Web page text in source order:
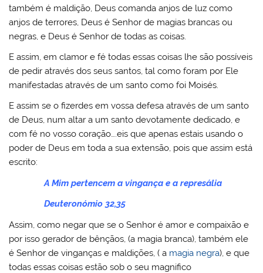
também é maldição, Deus comanda anjos de luz como
anjos de terrores, Deus é Senhor de magias brancas ou
negras, e Deus é Senhor de todas as coisas.
E assim, em clamor e fé todas essas coisas lhe são possíveis
de pedir através dos seus santos, tal como foram por Ele
manifestadas através de um santo como foi Moisés.
E assim se o fizerdes em vossa defesa através de um santo
de Deus, num altar a um santo devotamente dedicado, e
com fé no vosso coração….eis que apenas estais usando o
poder de Deus em toda a sua extensão, pois que assim está
escrito:
A Mim pertencem a vingança e a represália
Deuteronómio 32,35
Assim, como negar que se o Senhor é amor e compaixão e
por isso gerador de bênçãos, (a magia branca), também ele
é Senhor de vinganças e maldições, ( a magia negra), e que
todas essas coisas estão sob o seu magnifico